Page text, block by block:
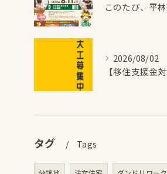
2026/08/02
タグ Tags